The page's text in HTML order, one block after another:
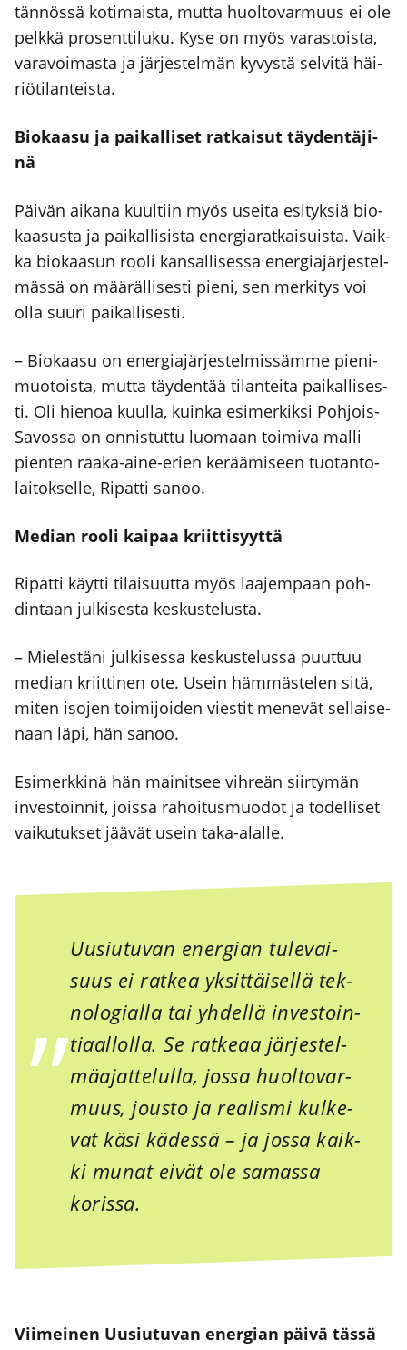
tän­nös­sä koti­mais­ta, mut­ta huol­to­var­muus ei ole
pelk­kä pro­sent­ti­lu­ku. Kyse on myös varas­tois­ta,
vara­voi­mas­ta ja jär­jes­tel­män kyvys­tä sel­vi­tä häi­
riö­ti­lan­teis­ta.
Bio­kaa­su ja pai­kal­li­set rat­kai­sut täy­den­tä­ji­
nä
Päi­vän aika­na kuul­tiin myös usei­ta esi­tyk­siä bio­
kaa­sus­ta ja pai­kal­li­sis­ta ener­gia­rat­kai­suis­ta. Vaik­
ka bio­kaa­sun roo­li kan­sal­li­ses­sa ener­gia­jär­jes­tel­
mäs­sä on mää­räl­li­ses­ti pie­ni, sen mer­ki­tys voi
olla suu­ri pai­kal­li­ses­ti.
– Bio­kaa­su on ener­gia­jär­jes­tel­mis­säm­me pie­ni­
muo­tois­ta, mut­ta täy­den­tää tilan­tei­ta pai­kal­li­ses­
ti. Oli hie­noa kuul­la, kuin­ka esi­mer­kik­si Poh­jois-
Savos­sa on onnis­tut­tu luo­maan toi­mi­va mal­li
pien­ten raa­ka-aine-erien kerää­mi­seen tuo­tan­to­
lai­tok­sel­le, Ripat­ti sanoo.
Median roo­li kai­paa kriit­ti­syyt­tä
Ripat­ti käyt­ti tilai­suut­ta myös laa­jem­paan poh­
din­taan jul­ki­ses­ta kes­kus­te­lus­ta.
– Mie­les­tä­ni jul­ki­ses­sa kes­kus­te­lus­sa puut­tuu
median kriit­ti­nen ote. Usein häm­mäs­te­len sitä,
miten iso­jen toi­mi­joi­den vies­tit mene­vät sel­lai­se­
naan läpi, hän sanoo.
Esi­merk­ki­nä hän mai­nit­see vih­reän siir­ty­män
inves­toin­nit, jois­sa rahoi­tus­muo­dot ja todel­li­set
vai­ku­tuk­set jää­vät usein taka-alal­le.
Uusiu­tu­van ener­gian tule­vai­
suus ei rat­kea yksit­täi­sel­lä tek­
no­lo­gial­la tai yhdel­lä inves­toin­
ti­aal­lol­la. Se rat­ke­aa jär­jes­tel­
mä­ajat­te­lul­la, jos­sa huol­to­var­
muus, jous­to ja rea­lis­mi kul­ke­
vat käsi kädes­sä – ja jos­sa kaik­
ki munat eivät ole samas­sa
koris­sa.
Vii­mei­nen Uusiu­tu­van ener­gian päi­vä täs­sä